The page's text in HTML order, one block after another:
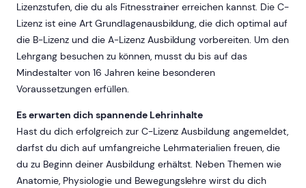
Lizenzstufen, die du als Fitnesstrainer erreichen kannst. Die C-
Lizenz ist eine Art Grundlagenausbildung, die dich optimal auf
die B-Lizenz und die A-Lizenz Ausbildung vorbereiten. Um den
Lehrgang besuchen zu können, musst du bis auf das
Mindestalter von 16 Jahren keine besonderen
Voraussetzungen erfüllen.
Es erwarten dich spannende Lehrinhalte
Hast du dich erfolgreich zur C-Lizenz Ausbildung angemeldet,
darfst du dich auf umfangreiche Lehrmaterialien freuen, die
du zu Beginn deiner Ausbildung erhältst. Neben Themen wie
Anatomie, Physiologie und Bewegungslehre wirst du dich